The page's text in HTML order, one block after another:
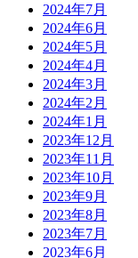
2024年7月
2024年6月
2024年5月
2024年4月
2024年3月
2024年2月
2024年1月
2023年12月
2023年11月
2023年10月
2023年9月
2023年8月
2023年7月
2023年6月